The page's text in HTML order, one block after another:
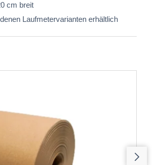
cm breit
Laufmetervarianten erhältlich